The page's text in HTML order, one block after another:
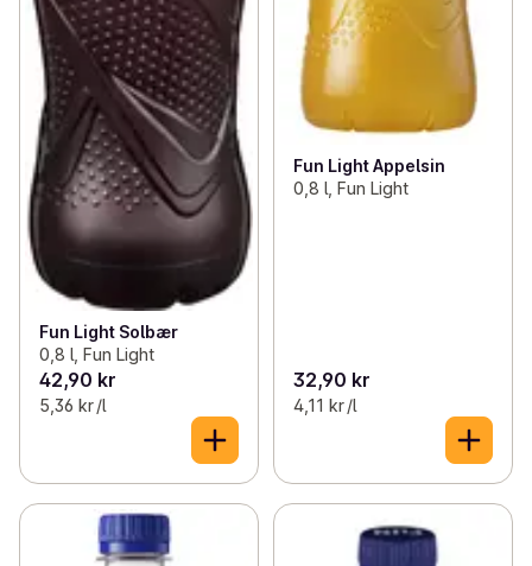
Fun Light Solbær
0,8 l, Fun Light
42,90 kr
5,36 kr /l
Fun Light Appelsin
0,8 l, Fun Light
32,90 kr
4,11 kr /l